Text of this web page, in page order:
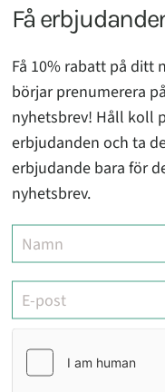
-
För det är ju inget
starkt på pollen?
mängd toxiner och
enkelt för mycket
toxiner
luften, tillsatser i
och toxiner som
osv…
Få
Få 10% rabatt på ditt
börjar prenumerera
nyhetsbrev! Håll koll
erbjudanden och ta
erbjudande bara för
nyhetsbrev.